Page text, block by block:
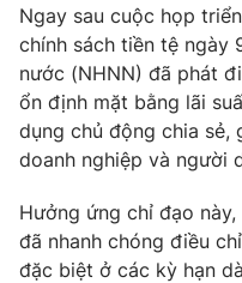
Khán giả
Giải sao mai
Sao
Du lịch
Làm đẹp
Chất lượng cuộc sống
Giáo dục
Tuyển sinh
Học trực tuyến
Công nghệ
Hitech Công nghệ
Sản phẩm
Thị trường
Giao lưu trực tuyến
Lịch phát sóng
Ngay sau cuộc họp
chính sách tiền tệ ngày
nước (NHNN) đã phát
ổn định mặt bằng lãi
dụng chủ động chia sẻ,
doanh nghiệp và người
Hưởng ứng chỉ đạo
đã nhanh chóng điều
đặc biệt ở các kỳ hạn